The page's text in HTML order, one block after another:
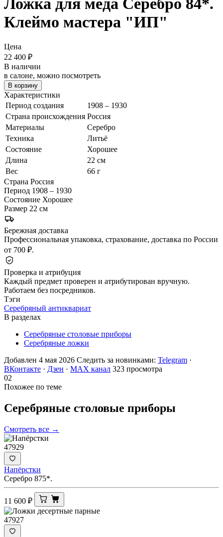
Ложка для мёда Серебро 84*.
Клеймо мастера "ИП"
Цена
22 400 ₽
В наличии
в салоне, можно посмотреть
В корзину
Характеристики
Период создания
1908 – 1930
Страна происхождения Россия
Материалы
Серебро
Техника
Литьё
Состояние
Хорошее
Длина
22 см
Вес
66 г
Страна Россия
Период 1908 – 1930
Состояние Хорошее
Размер 22 см
Бережная доставка
Профессиональная упаковка, страхование, доставка по России
от 700 ₽.
Проверка и атрибуция
Каждый предмет проверен и атрибутирован вручную.
Работаем без посредников.
Тэги
Серебряный антиквариат
В разделах
Серебряные столовые приборы
Серебряные ложки
Добавлен 4 мая 2026 Следить за новинками: Telegram ·
ВКонтакте · Дзен · MAX канал 323 просмотра
02
Похожее по теме
Серебряные столовые приборы
Смотреть все →
47929
Напёрстки
Серебро 875*.
11 600 ₽
47927